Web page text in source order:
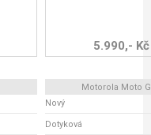
5.990,- Kč
Motorola Moto
Nový
Dotyková